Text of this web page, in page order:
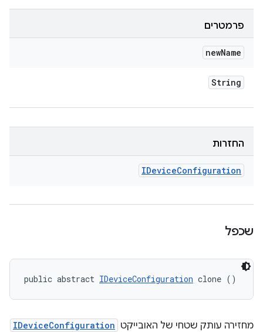
פרמטרים
newName
String
החזרות
IDeviceConfiguration
שכפל
public abstract IDeviceConfiguration clone ()
מחזירה עותק שטחי של האובייקט IDeviceConfiguration